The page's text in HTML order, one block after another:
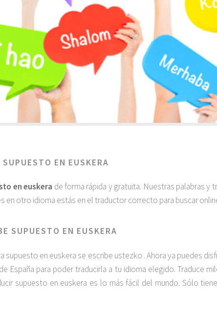
SUPUESTO EN EUSKERA
en euskera de forma rápida y gratuita. Nuestras palabras y
en otro idioma estás en el traductor correcto para buscar
SUPUESTO EN EUSKERA
en euskera se escribe ustezko . Ahora ya puedes
España para poder traducirla a tu idioma elegido. Traduce
supuesto en euskera es lo más fácil del mundo. Sólo